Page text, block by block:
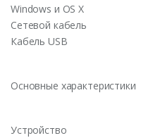
Windows и OS X
Сетевой кабель
Кабель USB
Основные характеристики
Устройство